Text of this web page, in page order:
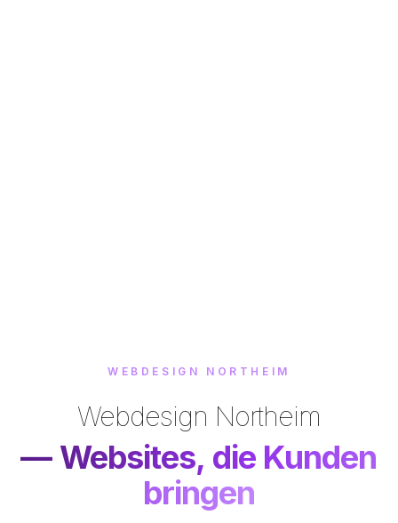
WEBDESIGN NORTHEIM
Webdesign Northeim
— Websites, die Kunden
bringen